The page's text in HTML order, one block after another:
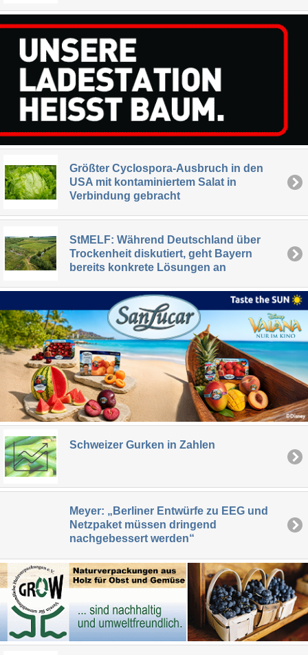
Größter Cyclospora-Ausbruch in den
USA mit kontaminiertem Salat in
Verbindung gebracht
StMELF: Während Deutschland über
Trockenheit diskutiert, geht Bayern
bereits konkrete Lösungen an
Schweizer Gurken in Zahlen
Meyer: „Berliner Entwürfe zu EEG und
Netzpaket müssen dringend
nachgebessert werden“